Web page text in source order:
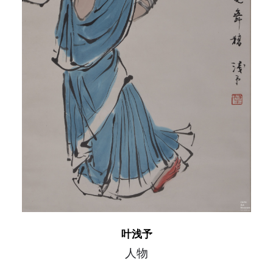
叶浅予
人物
快捷登录 帐号密码登录
手机号码
手机号码将作为您的登录账号
验证码
登录
可使用雅昌艺术网会员账户登录